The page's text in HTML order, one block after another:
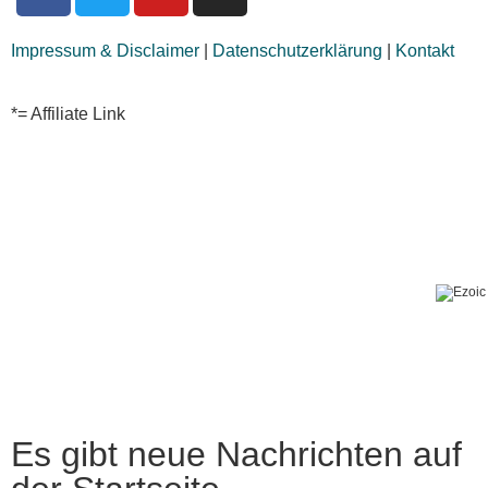
Impressum & Disclaimer Datenschutzerklärung Kontakt
*= Affiliate Link
Es gibt neue Nachrichten auf